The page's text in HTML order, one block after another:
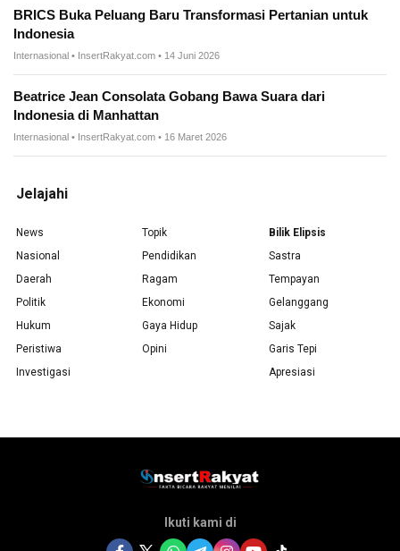
BRICS Buka Peluang Baru Transformasi Pertanian untuk
Indonesia
Internasional • InsertRakyat.com • 14 Juni 2026
Beatrice Jean Consolata Gobang Bawa Suara dari
Indonesia di Manhattan
Internasional • InsertRakyat.com • 16 Maret 2026
Jelajahi
News
Nasional
Daerah
Politik
Hukum
Peristiwa
Investigasi
Topik
Pendidikan
Ragam
Ekonomi
Gaya Hidup
Opini
Bilik Elipsis
Sastra
Tempayan
Gelanggang
Sajak
Garis Tepi
Apresiasi
Ikuti kami di